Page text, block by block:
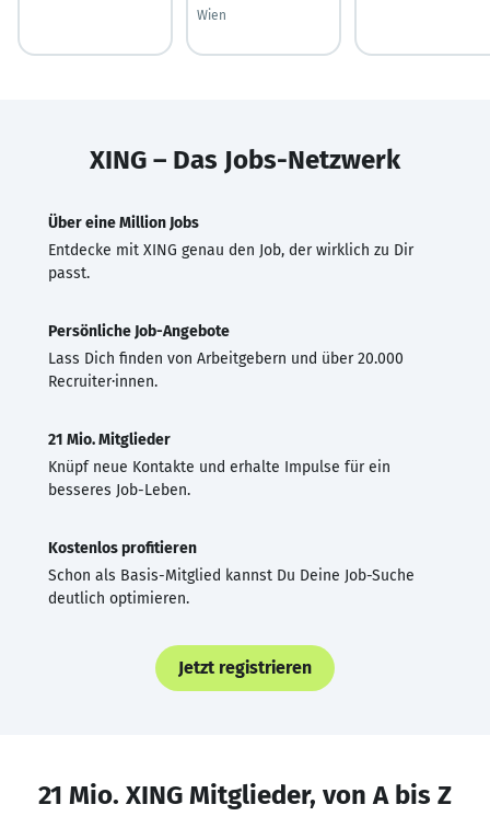
Wien
XING – Das Jobs-Netzwerk
Über eine Million Jobs
Entdecke mit XING genau den Job, der wirklich zu Dir
passt.
Persönliche Job-Angebote
Lass Dich finden von Arbeitgebern und über 20.000
Recruiter·innen.
21 Mio. Mitglieder
Knüpf neue Kontakte und erhalte Impulse für ein
besseres Job-Leben.
Kostenlos profitieren
Schon als Basis-Mitglied kannst Du Deine Job-Suche
deutlich optimieren.
Jetzt registrieren
21 Mio. XING Mitglieder, von A bis Z